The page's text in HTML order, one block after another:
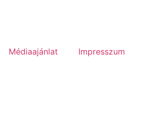
Médiaajánlat Impresszum